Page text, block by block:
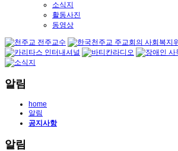
소식지
활동사진
동영상
알림
home
알림
공지사항
알림